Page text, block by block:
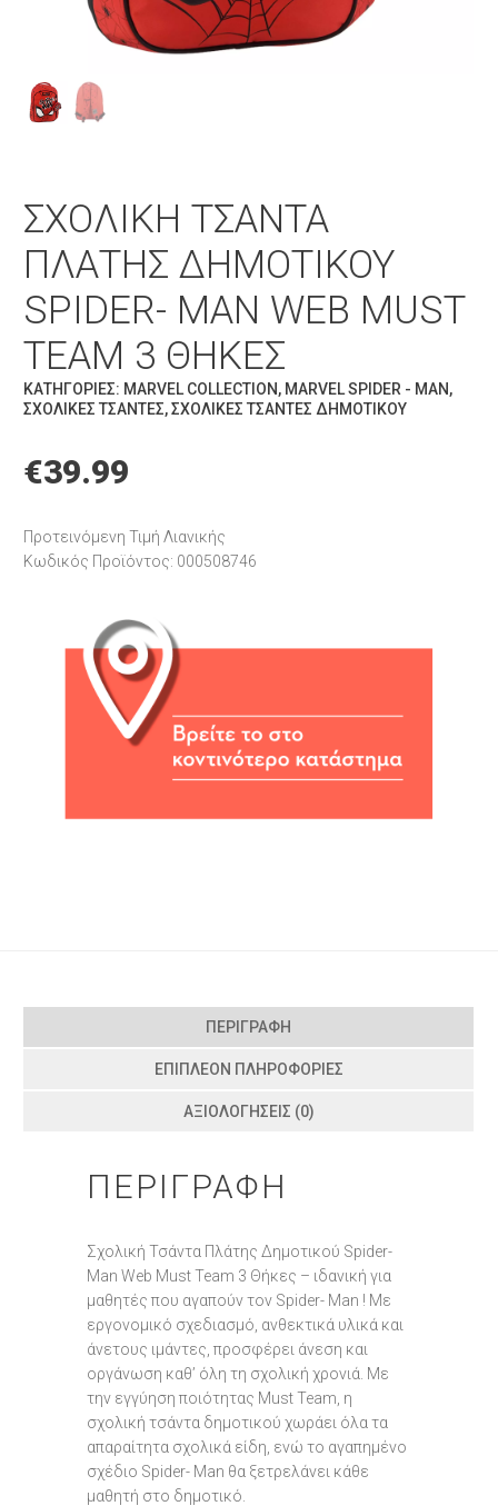
ΣΧΟΛΙΚΉ ΤΣΆΝΤΑ
ΠΛΆΤΗΣ ΔΗΜΟΤΙΚΟΎ
SPIDER- MAN WEB MUST
TEAM 3 ΘΉΚΕΣ
ΚΑΤΗΓΟΡΊΕΣ: MARVEL COLLECTION, MARVEL SPIDER - MAN,
ΣΧΟΛΙΚΈΣ ΤΣΆΝΤΕΣ,ΣΧΟΛΙΚΈΣ ΤΣΆΝΤΕΣ ΔΗΜΟΤΙΚΟΎ
€39.99
Προτεινόμενη Τιμή Λιανικής
Κωδικός Προϊόντος: 000508746
ΠΕΡΙΓΡΑΦΉ
ΕΠΙΠΛΈΟΝ ΠΛΗΡΟΦΟΡΊΕΣ
ΑΞΙΟΛΟΓΉΣΕΙΣ (0)
ΠΕΡΙΓΡΑΦΉ
Σχολική Τσάντα Πλάτης Δημοτικού Spider-
Man Web Must Team 3 Θήκες – ιδανική για
μαθητές που αγαπούν τον Spider- Man ! Με
εργονομικό σχεδιασμό, ανθεκτικά υλικά και
άνετους ιμάντες, προσφέρει άνεση και
οργάνωση καθ’ όλη τη σχολική χρονιά. Με
την εγγύηση ποιότητας Must Team, η
σχολική τσάντα δημοτικού χωράει όλα τα
απαραίτητα σχολικά είδη, ενώ το αγαπημένο
σχέδιο Spider- Man θα ξετρελάνει κάθε
μαθητή στο δημοτικό.